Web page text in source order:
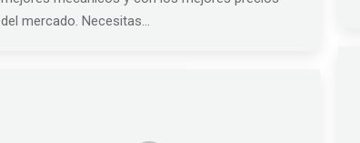
del mercado. Necesitas…